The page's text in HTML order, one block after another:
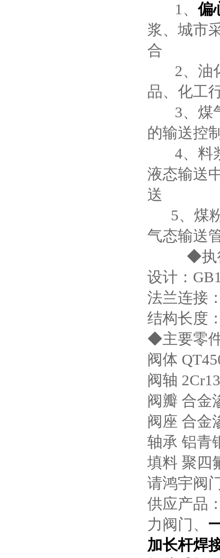
1、偏
浆、城市
2、油化
品、
3、煤气
的输送
4、料浆
液态输送
5、煤粉
气
◆执行
设计：
法兰连接
结构长度
◆主要零
阀体
阀轴
阀瓣 合金
阀座 合金
轴承 铝青
填料 聚四
请鸿宇阀
供应产品
力阀门、
加长杆焊